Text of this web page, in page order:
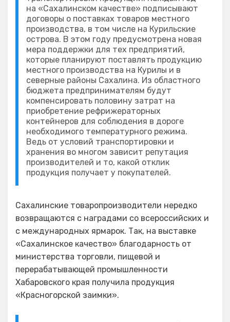
на «Сахалинском качестве» подписывают
договоры о поставках товаров местного
производства, в том числе на Курильские
острова. В этом году предусмотрена новая
мера поддержки для тех предприятий,
которые планируют поставлять продукцию
местного производства на Курилы и в
северные районы Сахалина. Из областного
бюджета предпринимателям будут
компенсировать половину затрат на
приобретение рефрижераторных
контейнеров для соблюдения в дороге
необходимого температурного режима.
Ведь от условий транспортировки и
хранения во многом зависит репутация
производителей и то, какой отклик
продукция получает у покупателей.
Сахалинские товаропроизводители нередко
возвращаются с наградами со всероссийских и
с международных ярмарок. Так, на выставке
«Сахалинское качество» благодарность от
министерства торговли, пищевой и
перерабатывающей промышленности
Хабаровского края получила продукция
«Красногорской заимки».